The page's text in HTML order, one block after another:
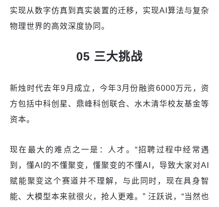
实现从数字仿真到真实装置的迁移，实现AI算法与复杂
物理世界的高效深度协同。
05 三大挑战
新烛时代去年9月成立，今年3月份融资6000万元，资
方包括中科创星、鼎峰科创联合、水木清华校友基金等
资本。
现在最大的难点之一是：人才。“招聘过程中经常遇
到，懂AI的不懂聚变，懂聚变的不懂AI，导致大家对AI
赋能聚变这个赛道并不理解，与此同时，现在具身智
能、大模型本来就很火，抢人更难。” 汪跃说，“当然也